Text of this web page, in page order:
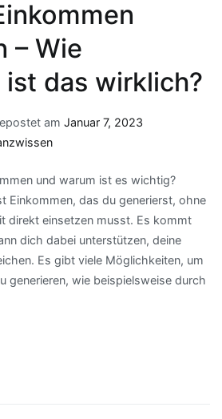
– Wie
das wirklich?
am Januar 7, 2023
und warum ist es wichtig?
Einkommen, das du generierst, ohne
direkt einsetzen musst. Es kommt
dich dabei unterstützen, deine
Es gibt viele Möglichkeiten, um
generieren, wie beispielsweise durch